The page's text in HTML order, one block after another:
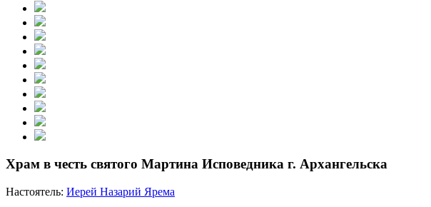
Храм в честь святого Мартина Исповедника г. Архангельска
Настоятель: Иерей Назарий Ярема